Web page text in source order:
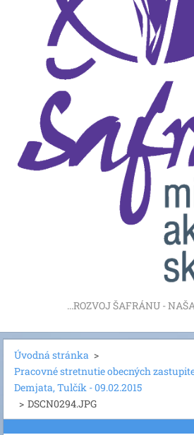
...ROZVOJ ŠAFRÁNU -
Úvodná stránka >
Pracovné stretnutie obecných
Demjata, Tulčík - 09.02.2015
> DSCN0294.JPG